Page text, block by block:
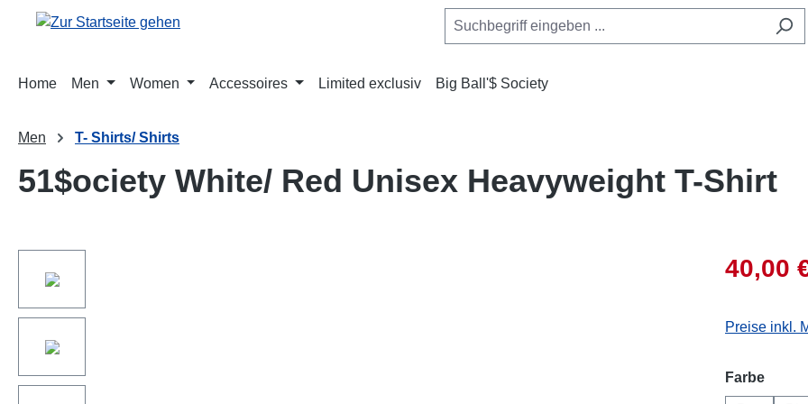
Zur Hauptnavigation springen
Home Men Women Accessoires Limited exclusiv Big Ball'$ Society
Men T- Shirts/ Shirts
51$ociety White/ Red Unisex Heavyweight T-Shirt
40,00
Preise inkl.
Farbe